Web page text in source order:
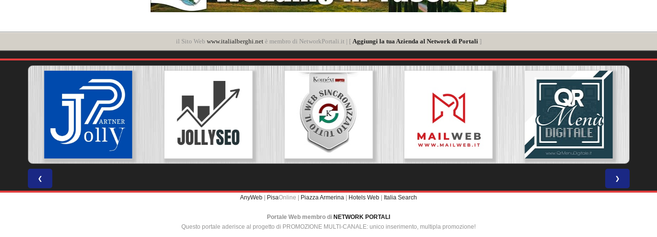
il Sito Web www.italialberghi.netè membro di NetworkPortali.it | [ Aggiungi la tua Azienda al Network di Portali ]
❮ ❯
AnyWeb | PisaOnline | Piazza Armerina | Hotels Web | Italia Search
Portale Web membro di NETWORK PORTALI
Questo portale aderisce al progetto di PROMOZIONE MULTI-CANALE: unico inserimento, multipla promozione!